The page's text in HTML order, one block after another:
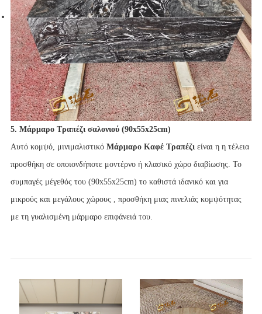
5. Μάρμαρο Τραπέζι σαλονιού (90x55x25cm)
Αυτό κομψό, μινιμαλιστικό Μάρμαρο Καφέ Τραπέζιείναι η η τέλεια
προσθήκη σε οποιονδήποτε μοντέρνο ή κλασικό χώρο διαβίωσης. Το
συμπαγές μέγεθός του (90x55x25cm) το καθιστά ιδανικό και για
μικρούς και μεγάλους χώρους , προσθήκη μιας πινελιάς κομψότητας
με τη γυαλισμένη μάρμαρο επιφάνειά του.